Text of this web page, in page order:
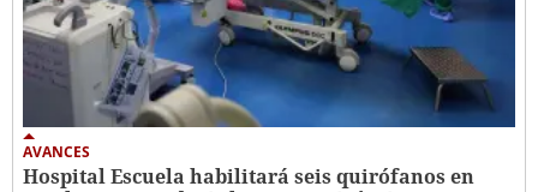
AVANCES
Hospital Escuela habilitará seis quirófanos en